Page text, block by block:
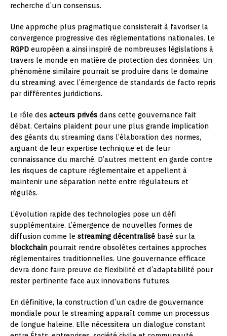
recherche d’un consensus.
Une approche plus pragmatique consisterait à favoriser la
convergence progressive des réglementations nationales. Le
RGPD européen a ainsi inspiré de nombreuses législations à
travers le monde en matière de protection des données. Un
phénomène similaire pourrait se produire dans le domaine
du streaming, avec l’émergence de standards de facto repris
par différentes juridictions.
Le rôle des acteurs privés dans cette gouvernance fait
débat. Certains plaident pour une plus grande implication
des géants du streaming dans l’élaboration des normes,
arguant de leur expertise technique et de leur
connaissance du marché. D’autres mettent en garde contre
les risques de capture réglementaire et appellent à
maintenir une séparation nette entre régulateurs et
régulés.
L’évolution rapide des technologies pose un défi
supplémentaire. L’émergence de nouvelles formes de
diffusion comme le streaming décentralisé basé sur la
blockchain pourrait rendre obsolètes certaines approches
réglementaires traditionnelles. Une gouvernance efficace
devra donc faire preuve de flexibilité et d’adaptabilité pour
rester pertinente face aux innovations futures.
En définitive, la construction d’un cadre de gouvernance
mondiale pour le streaming apparaît comme un processus
de longue haleine. Elle nécessitera un dialogue constant